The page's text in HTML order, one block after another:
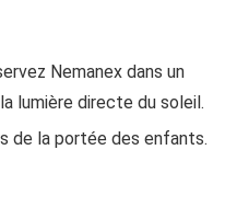
Nemanex dans un
lumière directe du soleil.
de la portée des enfants.